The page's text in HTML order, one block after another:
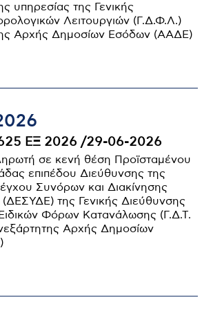
υπηρεσίας της Γενικής
Λειτουργιών (Γ.Δ.Φ.Λ.)
Αρχής Δημοσίων Εσόδων (ΑΑΔΕ)
ΕΞ 2026 /29-06-2026
σε κενή θέση Προϊσταμένου
επιπέδου Διεύθυνσης της
Συνόρων και Διακίνησης
της Γενικής Διεύθυνσης
Φόρων Κατανάλωσης (Γ.Δ.Τ.
Αρχής Δημοσίων